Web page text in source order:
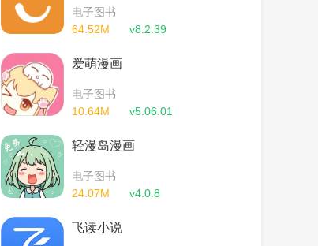
电子图书
64.52M
v8.2.39
爱萌漫画
电子图书
10.64M
v5.06.01
轻漫岛漫画
电子图书
24.07M
v4.0.8
飞读小说